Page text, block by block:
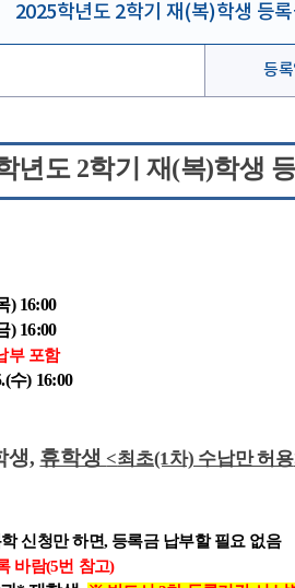
2025학년도 2학기 재(복)학생 등
등록
년도 2학기 재(복)학생
) 16:00
) 16:00
부 포함
수) 16:00
생, 휴학생<최초(1차) 수납만 허용
신청만 하면, 등록금 납부할 필요 없음
바람(5번 참고)